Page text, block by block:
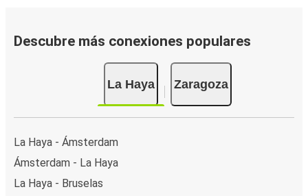
Descubre más conexiones populares
La Haya Zaragoza
La Haya - Ámsterdam
Ámsterdam - La Haya
La Haya - Bruselas